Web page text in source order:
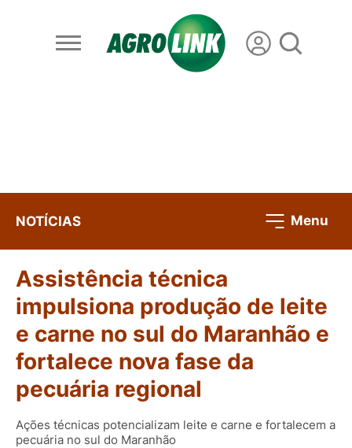
NOTÍCIAS Menu
Assistência técnica
impulsiona produção de leite
e carne no sul do Maranhão e
fortalece nova fase da
pecuária regional
Ações técnicas potencializam leite e carne e fortalecem a
pecuária no sul do Maranhão